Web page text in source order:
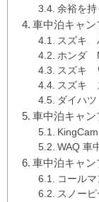
余裕を持
車中泊キャ
スズキ
ホンダ
スズキ
スズキ
ダイハ
車中泊キャン
WAQ 車
車中泊キャ
コール
スノー